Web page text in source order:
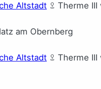
Altstadt
Therme III
am Obernberg
Altstadt
Therme III